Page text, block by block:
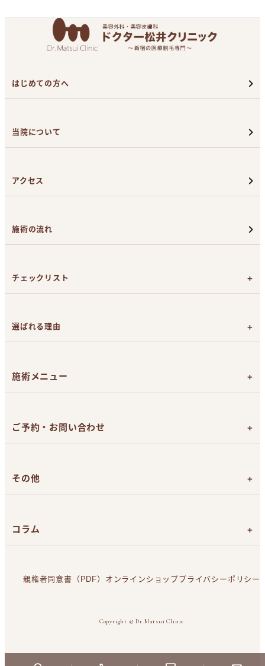
はじめての方へ
当院について
アクセス
施術の流れ
チェックリスト
施術日前のチェックリスト
選ばれる理由
脱毛は女性看護師が担当
施術メニュー
メンズひげ脱毛
ご予約・お問い合わせ
目の悩みのお問い合わせ
その他
目元症例写真
コラム
スタッフブログ
親権者同意書（PDF） オンラインショッププライバシーポリシー
Copyright © Dr.Matsui Clinic